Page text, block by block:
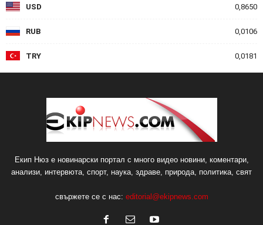
USD 0,8650
RUB 0,0106
TRY 0,0181
Екип Нюз е новинарски портал с много видео новини, коментари,
анализи, интервюта, спорт, наука, здраве, природа, политика, свят
свържете се с нас: editorial@ekipnews.com